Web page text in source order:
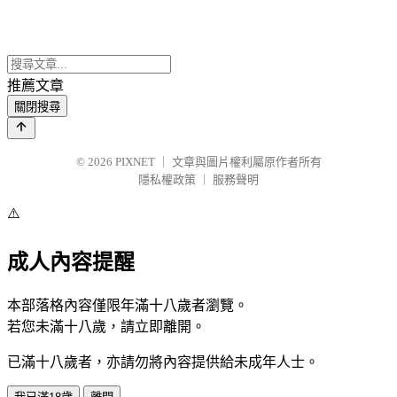
推薦文章
關閉搜尋
© 2026 PIXNET
文章與圖片權利屬原作者所有
隱私權政策
服務聲明
⚠️
成人內容提醒
本部落格內容僅限年滿十八歲者瀏覽。
若您未滿十八歲，請立即離開。
已滿十八歲者，亦請勿將內容提供給未成年人士。